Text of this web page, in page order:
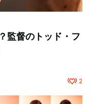
監督のトッド・フ
2